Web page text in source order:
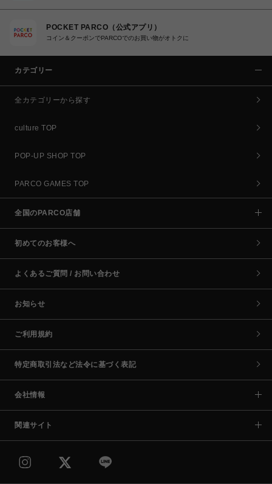
POCKET PARCO（公式アプリ）
コイン＆クーポンでPARCOでのお買い物がオトクに
カテゴリー
全カテゴリーから探す
culture TOP
POP-UP SHOP TOP
PARCO GAMES TOP
全国のPARCO店舗
初めてのお客様へ
よくあるご質問 / お問い合わせ
お知らせ
ご利用規約
特定商取引法など法令に基づく表記
会社情報
関連サイト